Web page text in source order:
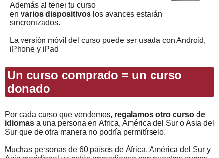
Además al tener tu curso
en varios dispositivos los avances estarán
sincronizados.
La versión móvil del curso puede ser usada con Android,
iPhone y iPad
Un curso comprado = un curso
donado
Por cada curso que vendemos, regalamos otro curso de
idiomas a una persona en África, América del Sur o Asia del
Sur que de otra manera no podría permitírselo.
Muchas personas de 60 países de África, América del Sur y